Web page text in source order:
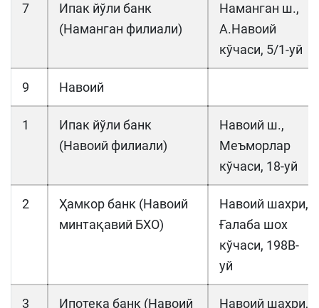
7
Ипак йўли банк
(Наманган филиали)
Наманган ш.,
А.Навоий
кўчаси, 5/1-уй
9 Навоий
1
Ипак йўли банк
(Навоий филиали)
Навоий ш.,
Меъморлар
кўчаси, 18-уй
2
Ҳамкор банк (Навоий
минтақавий БХО)
Навоий шахри,
Ғалаба шох
кўчаси, 198В-
уй
3 Ипотека банк (Навоий Навоий шаҳри,